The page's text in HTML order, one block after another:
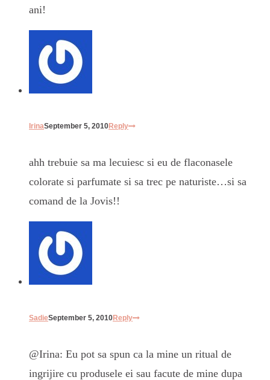
ani!
IrinaSeptember 5, 2010Reply
ahh trebuie sa ma lecuiesc si eu de flaconasele
colorate si parfumate si sa trec pe naturiste…si sa
comand de la Jovis!!
SadieSeptember 5, 2010Reply
@Irina: Eu pot sa spun ca la mine un ritual de
ingrijire cu produsele ei sau facute de mine dupa